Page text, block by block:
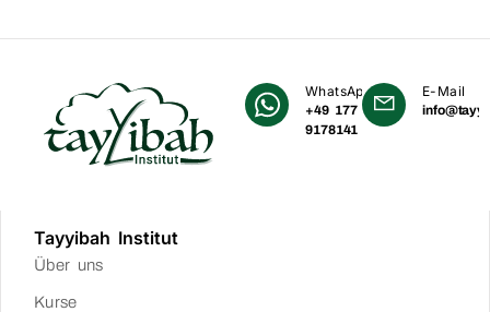
WhatsApp
+49 177
9178141
E-Mail
Tayyibah Institut
Über uns
Kurse